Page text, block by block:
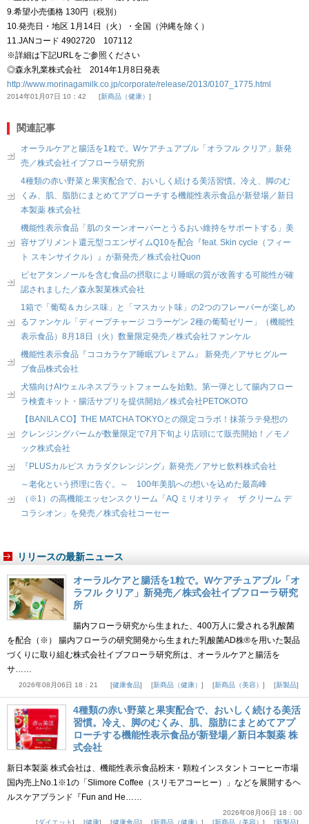
9.希望小売価格 130円（税別）
10.発売日・地区 1月14日（火）・全国（沖縄を除く）
11.JANコード 4902720 107112
※詳細は下記URLをご参照ください
◎森永乳業株式会社 2014年1月8日発表
http://www.morinagamilk.co.jp/corporate/release/2013/0107_1775.html
2014年01月07日 10：42 新商品（健康）
関連記事
オーラルケアと腸活を1粒で。Wケアチュアブル「オラフル クリア」新発
売／株式会社イブフローラ研究所
4種類の赤い野菜と果実配合で、おいしく続ける美活習慣。冷え、脚のむ
くみ、肌、脂肪にまとめてアプローチする機能性表示食品が新登場／新日
本製薬 株式会社
機能性表示食品「肌のターンオーバーとうるおい維持をサポートする」美
容サプリメント還元型コエンザイムQ10を配合『feat. Skin cycle（フィー
ト スキンサイクル）』が新発売／株式会社Quon
ピセアタンノールを含む食品の摂取により睡眠の質が改善する可能性が確
認されました／森永製菓株式会社
1箱で「葡萄＆カシス味」と「マスカット味」の2つのフレーバーが楽しめ
るファンケル「ディープチャージ コラーゲン 2種の葡萄ゼリー」（機能性
表示食品）8月18日（火）数量限定発売／株式会社ファンケル
機能性表示食品『ココカラケア睡眠プレミアム』 新発売／アサヒグルー
プ食品株式会社
犬猫向けAIウェルネスプラットフォームを始動。第一弾として腸内フロー
ラ検査キット・腸活サプリを提供開始／株式会社PETOKOTO
【BANILA CO】THE MATCHA TOKYOとの限定コラボ！抹茶ラテ発想の
クレンジングバームが数量限定で7月下旬より店頭にて販売開始！／モノ
ック株式会社
『PLUSカルピス カラダクレンジング』新発売／アサヒ飲料株式会社
～老化という摂理に告ぐ。～ 100年美肌への想いを込めた最高峰
（※1）の高機能エッセンスクリーム「AQ ミリオリティ ザ クリーム デ
コラシオン」を発売／株式会社コーセー
リリースの最新ニュース
オーラルケアと腸活を1粒で。Wケアチュアブル「オ
ラフル クリア」新発売／株式会社イブフローラ研究
所
腸内フローラ研究から生まれた、400万人に愛される乳酸菌
を配合（※） 腸内フローラの研究開発から生まれた乳酸菌AD株®を用いた製品
づくりに取り組む株式会社イブフローラ研究所は、オーラルケアと腸活を
サ……
2026年08月06日 18：21 健康食品 新商品（健康） 新商品（美容） 新製品
4種類の赤い野菜と果実配合で、おいしく続ける美活
習慣。冷え、脚のむくみ、肌、脂肪にまとめてアプ
ローチする機能性表示食品が新登場／新日本製薬 株
式会社
新日本製薬 株式会社は、機能性表示食品粉末・顆粒インスタントコーヒー市場
国内売上No.1※1の「Slimore Coffee（スリモアコーヒー）」などを展開するヘ
ルスケアブランド『Fun and He……
2026年08月06日 18：00
ダイエット
健康 健康食品 新商品（健康） 新商品（美容） 新製品